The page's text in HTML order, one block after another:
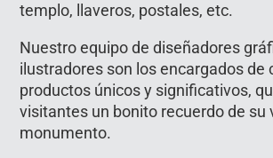
templo, llaveros, postales, etc.
Nuestro equipo de diseñadores
ilustradores son los encargados de
productos únicos y significativos,
visitantes un bonito recuerdo de su
monumento.